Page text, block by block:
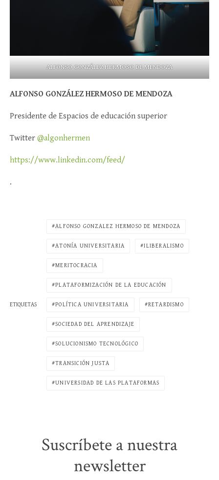
ALFONSO GONZÁLEZ HERMOSO DE MENDOZA
ALFONSO GONZÁLEZ HERMOSO DE MENDOZA
Presidente de Espacios de educación superior
Twitter @algonhermen
https://www.linkedin.com/feed/
.
ETIQUETAS
ALFONSO GONZALEZ HERMOSO DE MENDOZA
ATONÍA UNIVERSITARIA ILIBERALISMO
MERITOCRACIA
PLATAFORMIZACIÓN DE LA EDUCACIÓN
POLÍTICA UNIVERSITARIA RETARDISMO
SOCIEDAD DEL APRENDIZAJE
SOLUCIONISMO TECNOLÓGICO
TRANSICIÓN JUSTA
UNIVERSIDAD DE LAS PLATAFORMAS
Suscríbete a nuestra
newsletter